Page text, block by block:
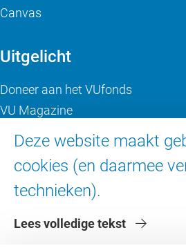
Deze website maakt
cookies (en daarmee
technieken).
Lees volledige tekst
Canvas
Uitgelicht
Doneer aan het VUfonds
VU Magazine
Over de VU
Contact en route